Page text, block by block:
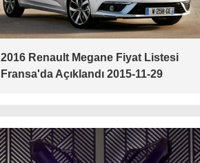
2016 Renault Megane Fiyat Listesi
Fransa'da Açıklandı 2015-11-29